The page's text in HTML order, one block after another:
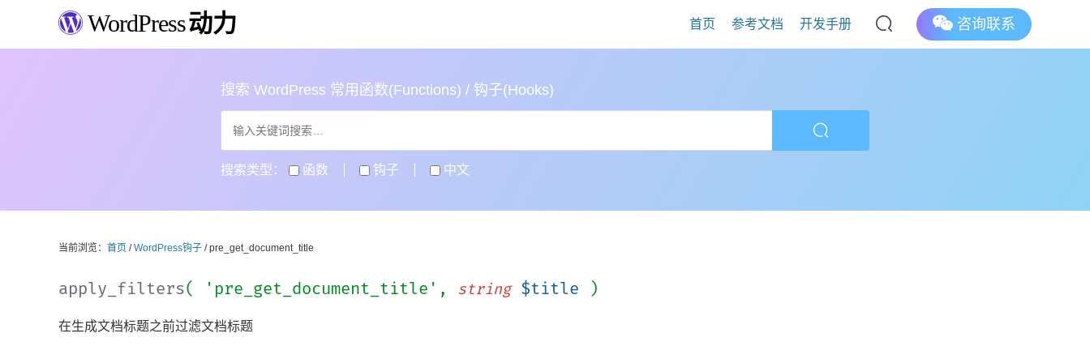
WordPress动力 首页 参考文档 开发手册 咨询联系
搜索 WordPress 常用函数(Functions) / 钩子(Hooks)
搜索类型： 函数 钩子 中文
当前浏览： 首页 /WordPress钩子 / pre_get_document_title
apply_filters( 'pre_get_document_title', string $title )
在生成文档标题之前过滤文档标题